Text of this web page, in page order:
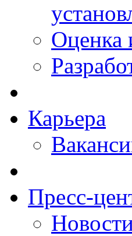
Оценка
Карьера
Пресс-